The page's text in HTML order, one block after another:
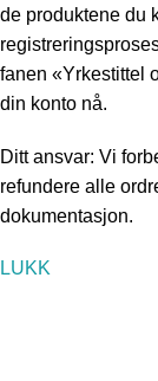
de produktene du
fanen «Yrkestittel
din konto nå.
Ditt ansvar: Vi
refundere alle
dokumentasjon.
LUKK